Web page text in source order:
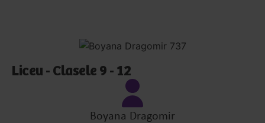
Liceu - Clasele 9 - 12
Boyana Dragomir